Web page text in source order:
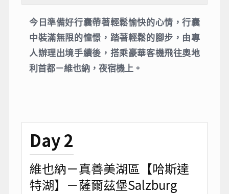
今日準備好行囊帶著輕鬆愉快的心情，行囊
中裝滿無限的憧憬，踏著輕鬆的腳步，由專
人辦理出境手續後，搭乘豪華客機飛往奧地
利首都－維也納，夜宿機上。
Day 2
維也納－真善美湖區【哈斯達
特湖】－薩爾茲堡Salzburg